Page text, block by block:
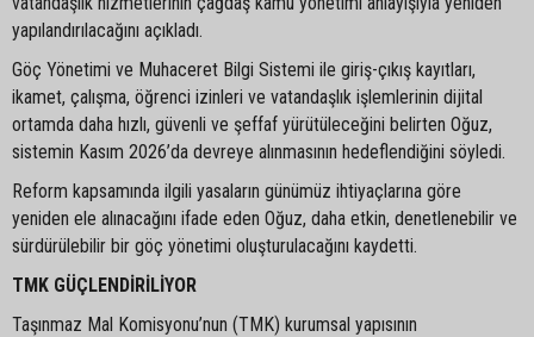
yapılandırılacağını açıkladı.
Göç Yönetimi ve Muhaceret Bilgi Sistemi ile giriş-çıkış kayıtları,
ikamet, çalışma, öğrenci izinleri ve vatandaşlık işlemlerinin dijital
ortamda daha hızlı, güvenli ve şeffaf yürütüleceğini belirten Oğuz,
sistemin Kasım 2026’da devreye alınmasının hedeflendiğini söyledi.
Reform kapsamında ilgili yasaların günümüz ihtiyaçlarına göre
yeniden ele alınacağını ifade eden Oğuz, daha etkin, denetlenebilir ve
sürdürülebilir bir göç yönetimi oluşturulacağını kaydetti.
TMK GÜÇLENDİRİLİYOR
Taşınmaz Mal Komisyonu’nun (TMK) kurumsal yapısının